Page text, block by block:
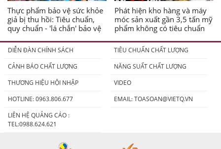
Thực phẩm bảo vệ sức khỏe
giả bị thu hồi: Tiêu chuẩn,
quy chuẩn - 'lá chắn' bảo vệ
Phát hiện kho hàng và máy
móc sản xuất gần 3,5 tấn mỹ
phẩm không có tiêu chuẩn
DIỄN ĐÀN CHÍNH SÁCH
TIÊU CHUẨN CHẤT LƯỢNG
CẢNH BÁO CHẤT LƯỢNG
NĂNG SUẤT CHẤT LƯỢNG
THƯƠNG HIỆU HỘI NHẬP
VIDEO
HOTLINE: 0963.806.677
EMAIL:TOASOAN@VIETQ.VN
LIÊN HỆ QUẢNG CÁO :
TEL:0988.624.621